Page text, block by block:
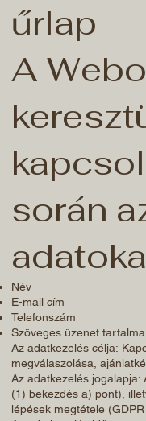
űrlap
A
során
Név
E-mail cím
Telefonszám
Szöveges üzenet tartalma
Az adatkezelés célja:
megválaszolása,
Az adatkezelés jogalapja:
(1) bekezdés a) pont),
lépések megtétele